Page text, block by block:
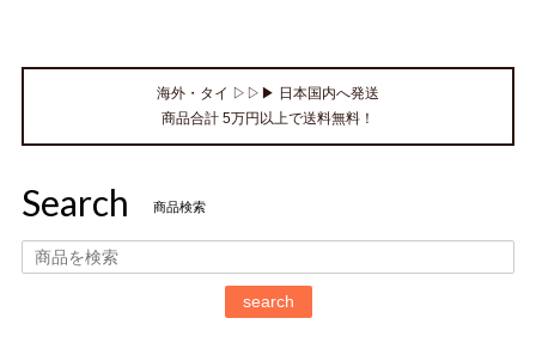
海外・タイ ▷▷▶ 日本国内へ発送
商品合計 5万円以上で送料無料！
Search 商品検索
search